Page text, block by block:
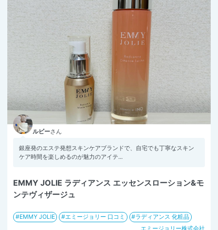
ルビーさん
銀座発のエステ発想スキンケアブランドで、自宅でも丁寧なスキン
ケア時間を楽しめるのが魅力のアイテ...
EMMY JOLIE ラディアンス エッセンスローション&モ
ンテヴィザージュ
EMMY JOLIE エミージョリー 口コミ
ラディアンス 化粧品
エミージョリー株式会社